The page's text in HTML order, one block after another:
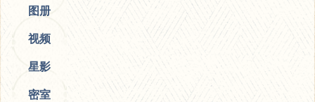
图册
视频
星影
密室